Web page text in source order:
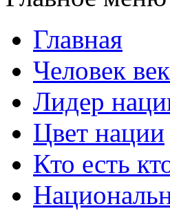
Главная
Человек
Лидер
Цвет нации
Кто есть